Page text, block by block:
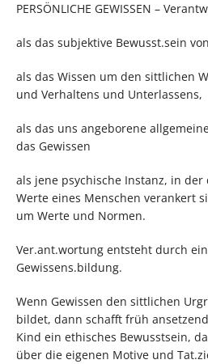
PERSÖNLICHE GEWISSEN –
als das subjektive Bewusst.sein
als das Wissen um den sittlichen
und Verhaltens und Unterlassens,
als das uns angeborene
das Gewissen
als jene psychische Instanz, in
Werte eines Menschen verankert
um Werte und Normen.
Ver.ant.wortung entsteht durch
Gewissens.bildung.
Wenn Gewissen den sittlichen
bildet, dann schafft früh
Kind ein ethisches Bewusstsein,
über die eigenen Motive und